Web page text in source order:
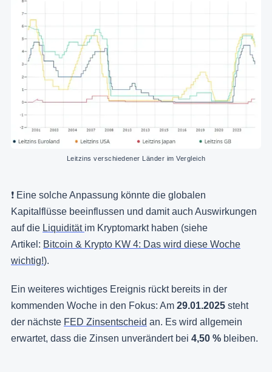
Leitzins verschiedener Länder im Vergleich
❗️ Eine solche Anpassung könnte die globalen
Kapitalflüsse beeinflussen und damit auch Auswirkungen
auf die Liquidität im Kryptomarkt haben (siehe
Artikel: Bitcoin & Krypto KW 4: Das wird diese Woche
wichtig!).
Ein weiteres wichtiges Ereignis rückt bereits in der
kommenden Woche in den Fokus: Am 29.01.2025 steht
der nächste FED Zinsentscheid an. Es wird allgemein
erwartet, dass die Zinsen unverändert bei 4,50 % bleiben.